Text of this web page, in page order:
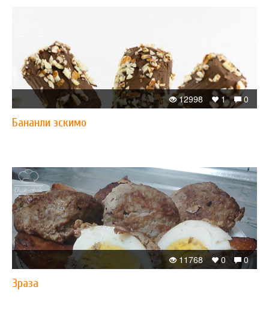
0
1
12998
Бананли эскимо
0
0
11768
Зраза